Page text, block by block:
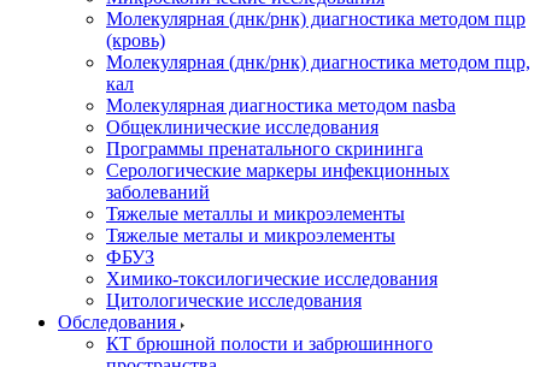
Молекулярная (днк/рнк) диагностика методом пцр
(кровь)
Молекулярная (днк/рнк) диагностика методом пцр,
кал
Молекулярная диагностика методом nasba
Общеклинические исследования
Программы пренатального скрининга
Серологические маркеры инфекционных
заболеваний
Тяжелые металлы и микроэлементы
Тяжелые металы и микроэлементы
ФБУЗ
Химико-токсилогические исследования
Цитологические исследования
Обследования
КТ брюшной полости и забрюшинного